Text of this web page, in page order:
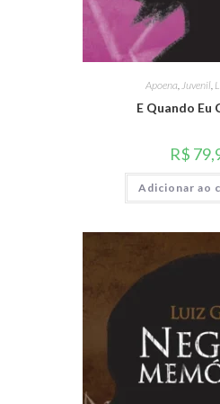
Apoena Juvenil,
E Quando Eu
R$
Adicionar ao